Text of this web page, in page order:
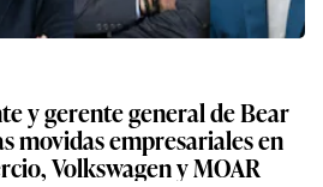
y gerente general de Bear
movidas empresariales en
Volkswagen y MOAR